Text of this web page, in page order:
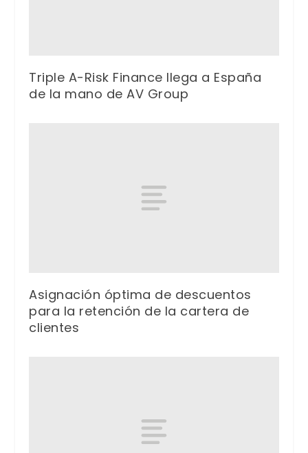
Triple A-Risk Finance llega a España
de la mano de AV Group
Asignación óptima de descuentos
para la retención de la cartera de
clientes